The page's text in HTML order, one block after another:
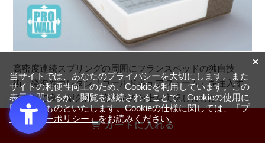
カートに入れる
高密度連続スプリングの周囲にフランスベッドの独自技
術、発泡性ウレタン「コールドキュアフォーム」を注入す
ることで高い耐久性、寝心地の向上を実現しました。
当サイトでは、あなたのプライバシーを大切にします。また
サイトの利便性向上のため、Cookieを利用しています。この
表示を閉じるか、閲覧を継続されることで、Cookieの使用に
同意するものといたします。Cookieの仕様に関しては、「プ
ライバシーポリシー」をお読みください。